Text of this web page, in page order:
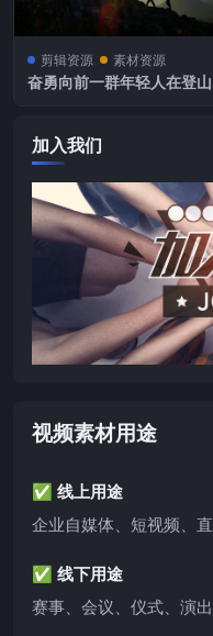
剪辑资源 素材资源
奋勇向前一群年轻人在登山
加入我们
视频素材用途
✅ 线上用途
企业自媒体、短视频、
✅ 线下用途
赛事、会议、仪式、演